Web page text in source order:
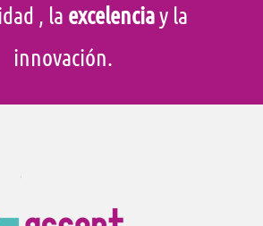
, la excelenciay la
innovación.